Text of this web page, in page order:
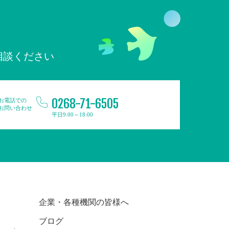
ください
電話での
問い合わせ
0268-71-6505
平日9:00～18:00
企業・各種機関の皆様へ
ブログ